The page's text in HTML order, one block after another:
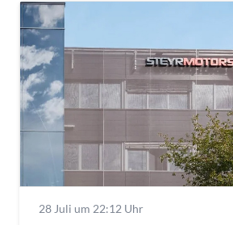
28 Juli um 22:12 Uhr